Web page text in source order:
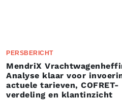
PERSBERICHT
MendriX
Analyse klaar voor
actuele tarieven, COFRET-
verdeling en klantinzicht